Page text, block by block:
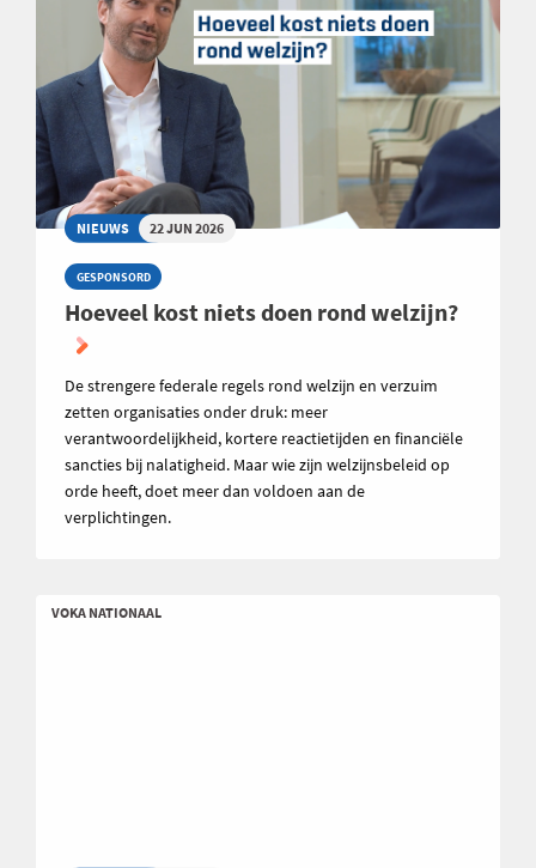
NIEUWS 22 JUN 2026
GESPONSORD
Hoeveel kost niets doen rond welzijn?
De strengere federale regels rond welzijn en verzuim
zetten organisaties onder druk: meer
verantwoordelijkheid, kortere reactietijden en financiële
sancties bij nalatigheid. Maar wie zijn welzijnsbeleid op
orde heeft, doet meer dan voldoen aan de
verplichtingen.
VOKA NATIONAAL